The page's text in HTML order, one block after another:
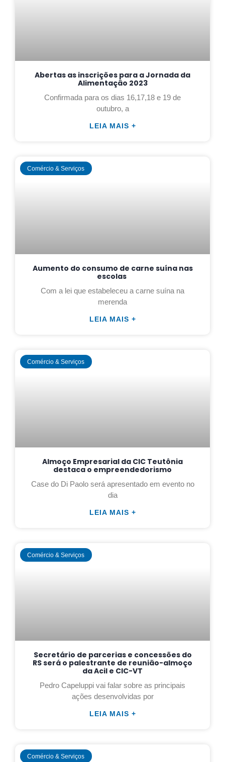
Abertas as inscrições para a Jornada da
Alimentação 2023
Confirmada para os dias 16,17,18 e 19 de
outubro, a
LEIA MAIS +
Comércio & Serviços
Aumento do consumo de carne suína nas
escolas
Com a lei que estabeleceu a carne suína na
merenda
LEIA MAIS +
Comércio & Serviços
Almoço Empresarial da CIC Teutônia
destaca o empreendedorismo
Case do Di Paolo será apresentado em evento no
dia
LEIA MAIS +
Comércio & Serviços
Secretário de parcerias e concessões do
RS será o palestrante de reunião-almoço
da Acil e CIC-VT
Pedro Capeluppi vai falar sobre as principais
ações desenvolvidas por
LEIA MAIS +
Comércio & Serviços